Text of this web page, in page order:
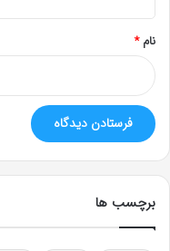
نام*
برچسب ها